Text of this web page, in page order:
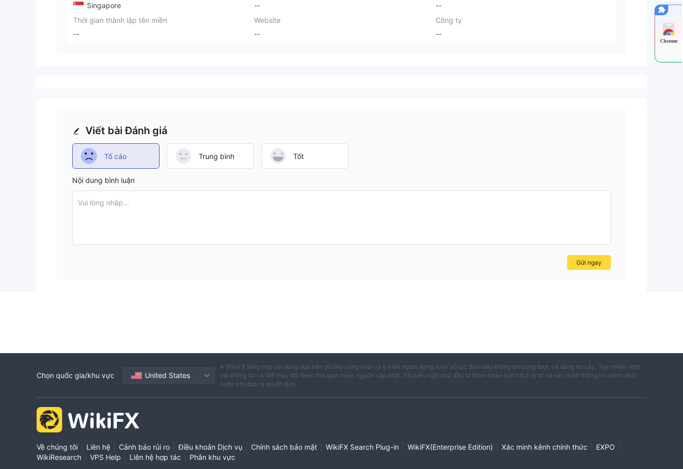
Singapore
--
--
Thời gian thành lập tên miền
--
Website
--
Công ty
--
Viết bài Đánh giá
Tố cáo Trung bình Tốt
Nội dung bình luận
Vui lòng nhập...
Gửi ngay
Chrome
Chọn quốc gia/khu vực United States
※ WikiFX tổng hợp nội dung dựa trên dữ liệu công khai và ý kiến người dùng, luôn nỗ lực đảm bảo thông tin trung thực và đáng tin cậy. Tuy nhiên, một
vài thông tin có thể thay đổi theo thời gian hoặc nguồn cập nhật. Khuyến nghị nhà đầu tư tham khảo một cách lý trí và xác minh thông tin chính thức
trước khi đưa ra quyết định.
Về chúng tôi Liên hệ Cảnh báo rủi ro Điều khoản Dịch vụ Chính sách bảo mật WikiFX Search Plug-in WikiFX(Enterprise Edition) Xác minh kênh chính thức EXPO
WikiResearch
VPS Help Liên hệ hợp tác Phân khu vực